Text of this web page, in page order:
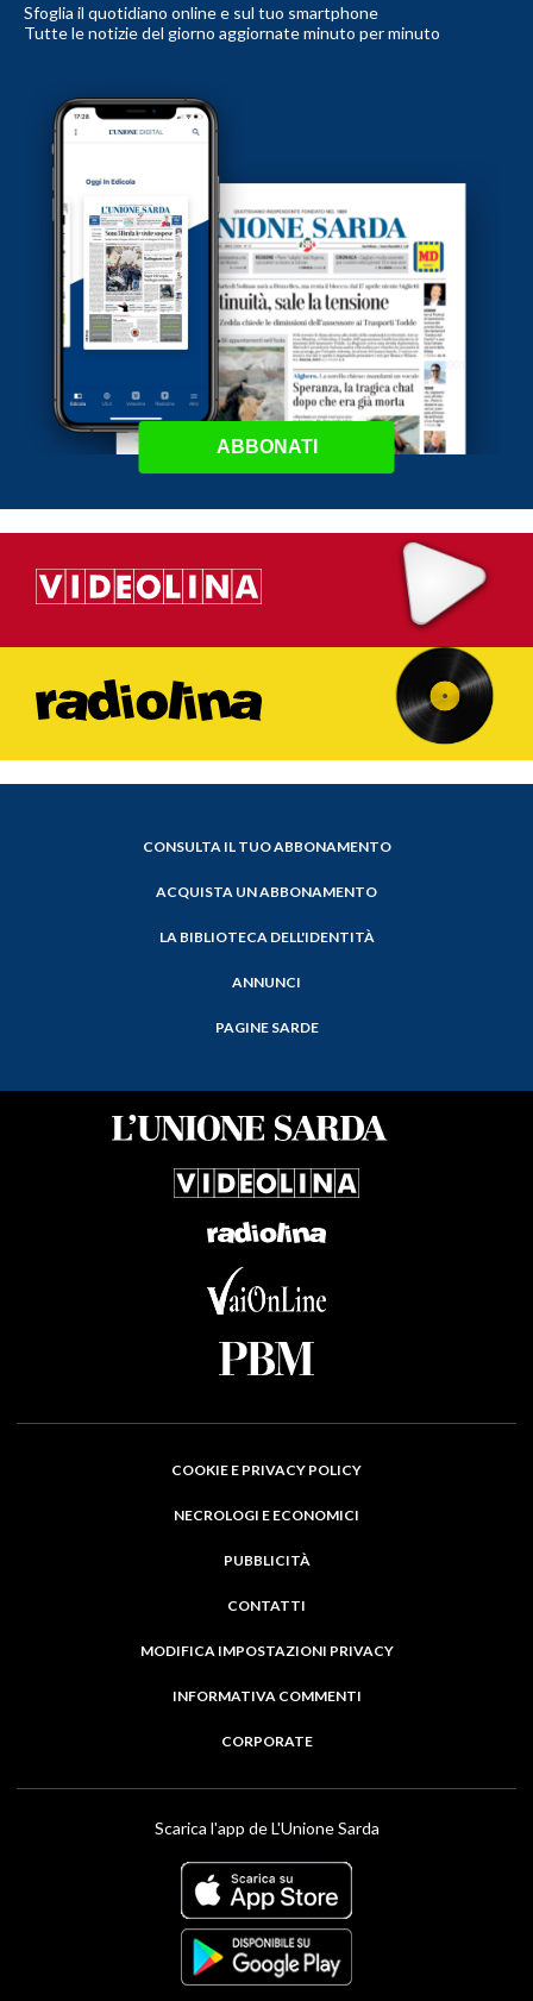
Sfoglia il quotidiano online e sul tuo smartphone
Tutte le notizie del giorno aggiornate minuto per minuto
ABBONATI
CONSULTA IL TUO ABBONAMENTO
ACQUISTA UN ABBONAMENTO
LA BIBLIOTECA DELL'IDENTITÀ
ANNUNCI
PAGINE SARDE
COOKIE E PRIVACY POLICY
NECROLOGI E ECONOMICI
PUBBLICITÀ
CONTATTI
MODIFICA IMPOSTAZIONI PRIVACY
INFORMATIVA COMMENTI
CORPORATE
Scarica l'app de L'Unione Sarda